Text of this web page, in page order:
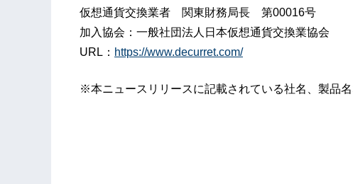
仮想通貨交換業者 関東財務局長 第00016号
加入協会：一般社団法人日本仮想通貨交換業協会
URL： https://www.decurret.com/
※本ニュースリリースに記載されている社名、製品